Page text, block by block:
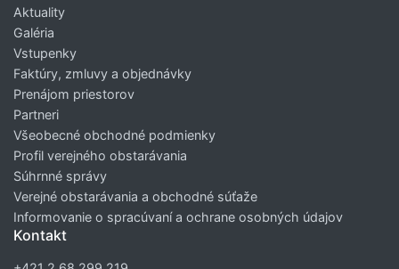
Aktuality
Galéria
Vstupenky
Faktúry, zmluvy a objednávky
Prenájom priestorov
Partneri
Všeobecné obchodné podmienky
Profil verejného obstarávania
Súhrnné správy
Verejné obstarávania a obchodné súťaže
Informovanie o spracúvaní a ochrane osobných údajov
Kontakt